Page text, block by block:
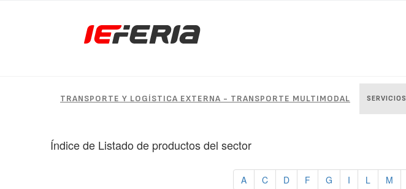
TRANSPORTE Y LOGÍSTICA EXTERNA - TRANSPORTE MULTIMODAL SERVICIOS
Índice de Listado de productos del sector
A C D F G I L M